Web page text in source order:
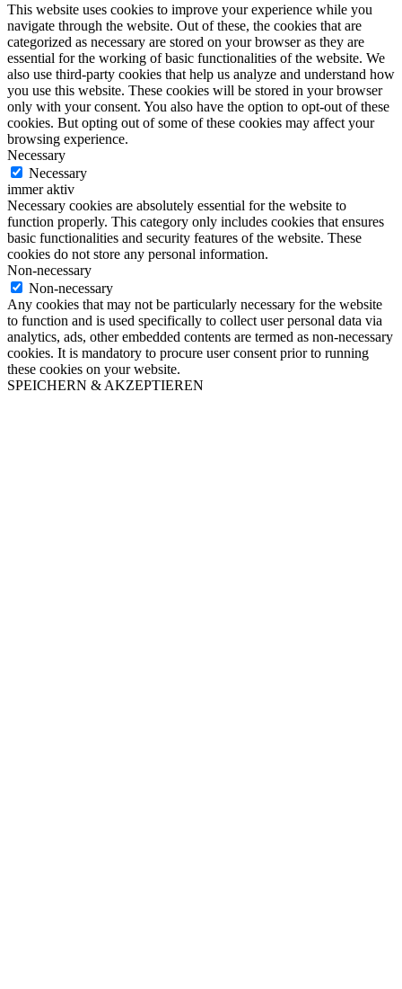
This website uses cookies to improve your experience while you
navigate through the website. Out of these, the cookies that are
categorized as necessary are stored on your browser as they are
essential for the working of basic functionalities of the website. We
also use third-party cookies that help us analyze and understand how
you use this website. These cookies will be stored in your browser
only with your consent. You also have the option to opt-out of these
cookies. But opting out of some of these cookies may affect your
browsing experience.
Necessary
Necessary
immer aktiv
Necessary cookies are absolutely essential for the website to
function properly. This category only includes cookies that ensures
basic functionalities and security features of the website. These
cookies do not store any personal information.
Non-necessary
Non-necessary
Any cookies that may not be particularly necessary for the website
to function and is used specifically to collect user personal data via
analytics, ads, other embedded contents are termed as non-necessary
cookies. It is mandatory to procure user consent prior to running
these cookies on your website.
SPEICHERN & AKZEPTIEREN